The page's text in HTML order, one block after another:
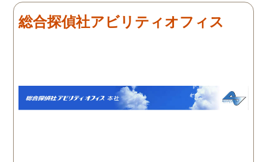
きる手ごろなものもあった
ので、迷わず契約を結ぶこ
調査を行ってくれました。
結果、彼女にはやはり男が
できていたようで、私の連
た。こちらが応えやすい
囲気で質問をして頂き、
不倫の証拠を掴んでいた
き、夫は出張先の自分の
テルに、会社の女性社員
総合探偵社アビリティオフィス